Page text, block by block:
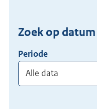
in
Zoek op datum
Periode